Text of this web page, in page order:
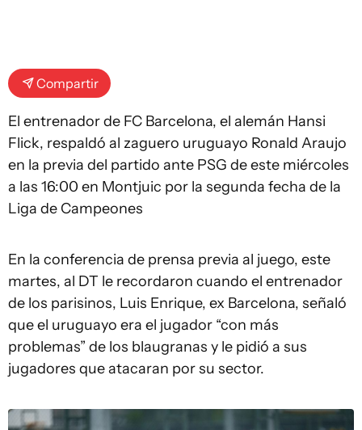
Compartir
El entrenador de FC Barcelona, el alemán Hansi
Flick, respaldó al zaguero uruguayo Ronald Araujo
en la previa del partido ante PSG de este miércoles
a las 16:00 en Montjuic por la segunda fecha de la
Liga de Campeones
En la conferencia de prensa previa al juego, este
martes, al DT le recordaron cuando el entrenador
de los parisinos, Luis Enrique, ex Barcelona, señaló
que el uruguayo era el jugador “con más
problemas” de los blaugranas y le pidió a sus
jugadores que atacaran por su sector.